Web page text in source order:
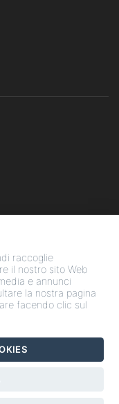
sui Social
raccoglie
il nostro sito Web
e annunci
la nostra pagina
facendo clic sul